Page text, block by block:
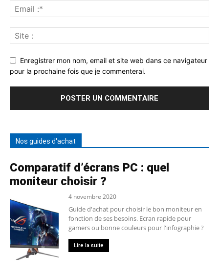
Enregistrer mon nom, email et site web dans ce navigateur
pour la prochaine fois que je commenterai.
Nos guides d'achat
Comparatif d’écrans PC : quel
moniteur choisir ?
4 novembre 2020
Guide d'achat pour choisir le bon moniteur en
fonction de ses besoins. Ecran rapide pour
gamers ou bonne couleurs pour l'infographie ?
Lire la suite